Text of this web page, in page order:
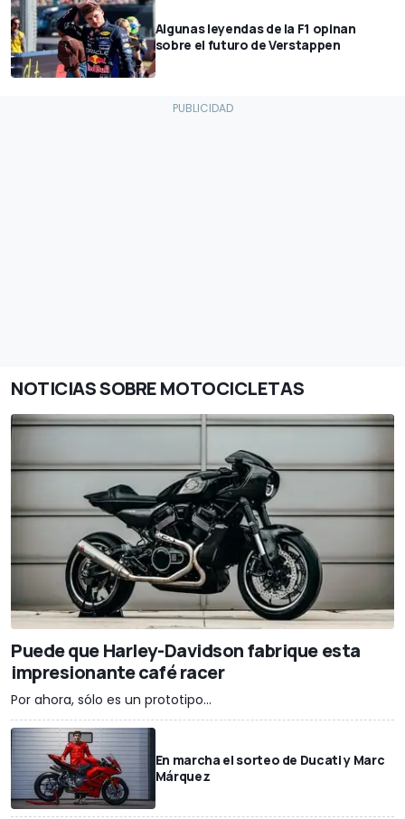
Algunas leyendas de la F1 opinan
sobre el futuro de Verstappen
NOTICIAS SOBRE MOTOCICLETAS
Puede que Harley-Davidson fabrique esta
impresionante café racer
Por ahora, sólo es un prototipo...
En marcha el sorteo de Ducati y Marc
Márquez